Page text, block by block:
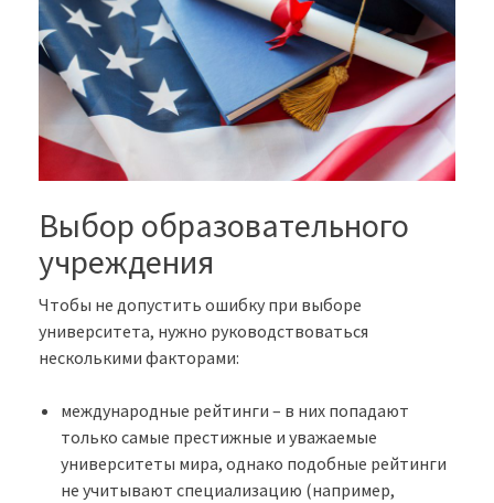
Выбор образовательного
учреждения
Чтобы не допустить ошибку при выборе
университета, нужно руководствоваться
несколькими факторами:
международные рейтинги – в них попадают
только самые престижные и уважаемые
университеты мира, однако подобные рейтинги
не учитывают специализацию (например,